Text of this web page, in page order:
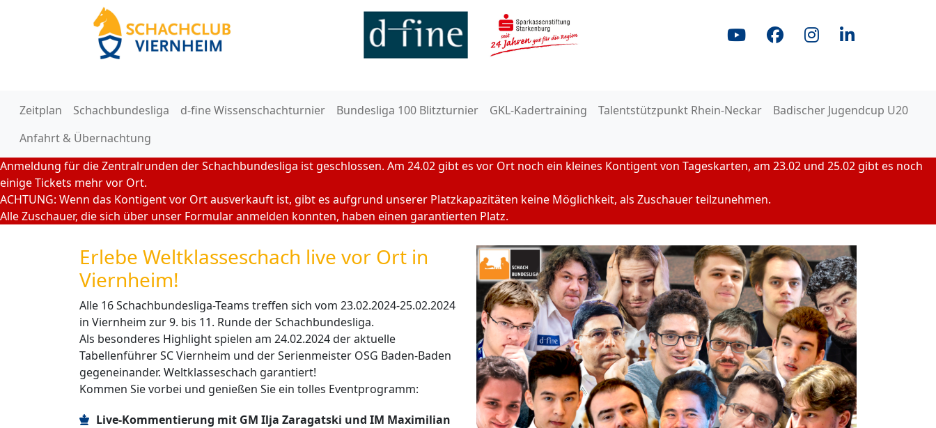
Zeitplan Schachbundesliga d-fine Wissenschachturnier Bundesliga 100 Blitzturnier GKL-Kadertraining Talentstützpunkt Rhein-Neckar
Badischer Jugendcup U20
Anfahrt & Übernachtung
Anmeldung für die Zentralrunden der Schachbundesliga ist geschlossen. Am 24.02 gibt es vor Ort noch ein kleines Kontigent von Tageskarten, am 23.02 und 25.02 gibt es noch
einige Tickets mehr vor Ort.
ACHTUNG: Wenn das Kontigent vor Ort ausverkauft ist, gibt es aufgrund unserer Platzkapazitäten keine Möglichkeit, als Zuschauer teilzunehmen.
Alle Zuschauer, die sich über unser Formular anmelden konnten, haben einen garantierten Platz.
Erlebe Weltklasseschach live vor Ort in
Viernheim!
Alle 16 Schachbundesliga-Teams treffen sich vom 23.02.2024-25.02.2024
in Viernheim zur 9. bis 11. Runde der Schachbundesliga.
Als besonderes Highlight spielen am 24.02.2024 der aktuelle
Tabellenführer SC Viernheim und der Serienmeister OSG Baden-Baden
gegeneinander. Weltklasseschach garantiert!
Kommen Sie vorbei und genießen Sie ein tolles Eventprogramm:
Live-Kommentierung mit GM Ilja Zaragatski und IM Maximilian